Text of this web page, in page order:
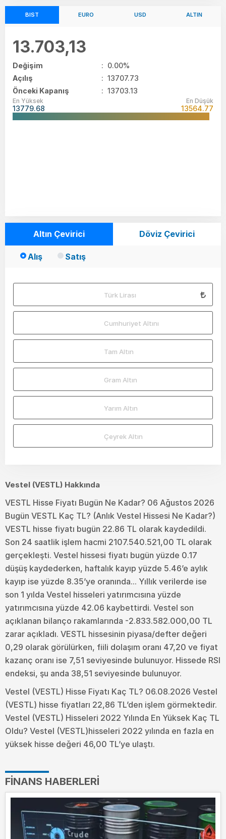
BIST EURO USD ALTIN
13.703,13
Değişim : 0.00%
Açılış
: 13707.73
Önceki Kapanış
: 13703.13
En Yüksek
13779.68
En Düşük
13564.77
Altın Çevirici Döviz Çevirici
Alış Satış
Türk Lirası
Cumhuriyet Altını
Tam Altın
Gram Altın
Yarım Altın
Çeyrek Altın
Vestel (VESTL) Hakkında
VESTL Hisse Fiyatı Bugün Ne Kadar? 06 Ağustos 2026
Bugün VESTL Kaç TL? (Anlık Vestel Hissesi Ne Kadar?)
VESTL hisse fiyatı bugün 22.86 TL olarak kaydedildi.
Son 24 saatlik işlem hacmi 2107.540.521,00 TL olarak
gerçekleşti. Vestel hissesi fiyatı bugün yüzde 0.17
düşüş kaydederken, haftalık kayıp yüzde 5.46’e aylık
kayıp ise yüzde 8.35’ye oranında... Yıllık verilerde ise
son 1 yılda Vestel hisseleri yatırımcısına yüzde
yatırımcısına yüzde 42.06 kaybettirdi. Vestel son
açıklanan bilanço rakamlarında -2.833.582.000,00 TL
zarar açıkladı. VESTL hissesinin piyasa/defter değeri
0,29 olarak görülürken, fiili dolaşım oranı 47,20 ve fiyat
kazanç oranı ise 7,51 seviyesinde bulunuyor. Hissede RSI
endeksi, şu anda 38,51 seviyesinde bulunuyor.
Vestel (VESTL) Hisse Fiyatı Kaç TL? 06.08.2026 Vestel
(VESTL) hisse fiyatları 22,86 TL’den işlem görmektedir.
Vestel (VESTL) Hisseleri 2022 Yılında En Yüksek Kaç TL
Oldu? Vestel (VESTL)hisseleri 2022 yılında en fazla en
yüksek hisse değeri 46,00 TL’ye ulaştı.
FINANS HABERLERI